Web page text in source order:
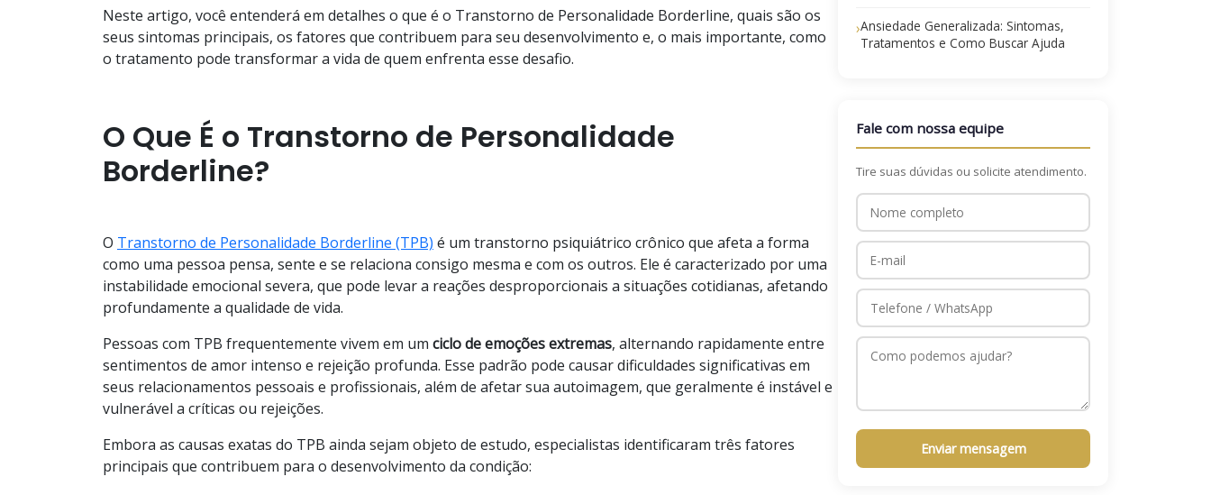
Neste artigo, você entenderá em detalhes o que é o Transtorno de Personalidade Borderline, quais são os
seus sintomas principais, os fatores que contribuem para seu desenvolvimento e, o mais importante, como
o tratamento pode transformar a vida de quem enfrenta esse desafio.
O Que É o Transtorno de Personalidade
Borderline?
O Transtorno de Personalidade Borderline (TPB) é um transtorno psiquiátrico crônico que afeta a forma
como uma pessoa pensa, sente e se relaciona consigo mesma e com os outros. Ele é caracterizado por uma
instabilidade emocional severa, que pode levar a reações desproporcionais a situações cotidianas, afetando
profundamente a qualidade de vida.
Pessoas com TPB frequentemente vivem em um ciclo de emoções extremas, alternando rapidamente entre
sentimentos de amor intenso e rejeição profunda. Esse padrão pode causar dificuldades significativas em
seus relacionamentos pessoais e profissionais, além de afetar sua autoimagem, que geralmente é instável e
vulnerável a críticas ou rejeições.
Embora as causas exatas do TPB ainda sejam objeto de estudo, especialistas identificaram três fatores
principais que contribuem para o desenvolvimento da condição:
›Ansiedade Generalizada: Sintomas,
Tratamentos e Como Buscar Ajuda
Fale com nossa equipe
Tire suas dúvidas ou solicite atendimento.
Enviar mensagem